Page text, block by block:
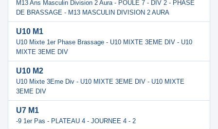
M13 Ans Masculin Division 2 Aura - POULE 7 - DIV 2 - PHASE
DE BRASSAGE - M13 MASCULIN DIVISION 2 AURA
U10 M1
U10 Mixte 1er Phase Brassage - U10 MIXTE 3EME DIV - U10
MIXTE 3EME DIV
U10 M2
U10 Mixte 3Eme Div - U10 MIXTE 3EME DIV - U10 MIXTE
3EME DIV
U7 M1
-9 1er Pas - PLATEAU 4 - JOURNEE 4 - 2